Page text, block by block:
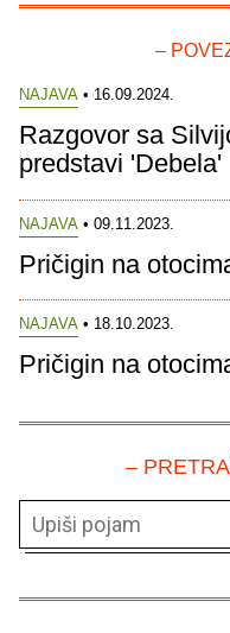
–
NAJAVA • 16.09.2024.
Razgovor sa
predstavi 'Debela'
NAJAVA • 09.11.2023.
Pričigin na
NAJAVA • 18.10.2023.
Pričigin na
–